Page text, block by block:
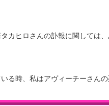
カヒロさんの訃報に関しては
る時、私はアヴィーチーさんの